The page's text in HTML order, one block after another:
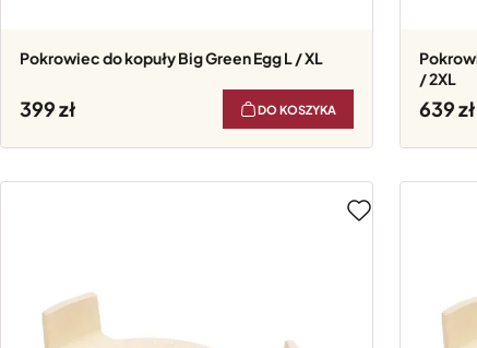
Pokrowiec do kopuły Big Green Egg L / XL
399 DO KOSZYKA
Pokrowiec do EGG z ramą Big Green Egg L / XL
/ 2XL
639